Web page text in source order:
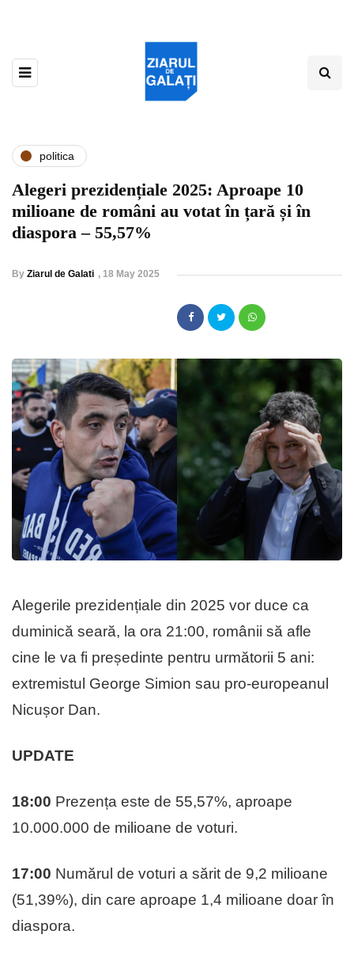
politica
Alegeri prezidențiale 2025: Aproape 10
milioane de români au votat în țară și în
diaspora – 55,57%
By Ziarul de Galati , 18 May 2025
Alegerile prezidențiale din 2025 vor duce ca
duminică seară, la ora 21:00, românii să afle
cine le va fi președinte pentru următorii 5 ani:
extremistul George Simion sau pro-europeanul
Nicușor Dan.
UPDATE
18:00 Prezența este de 55,57%, aproape
10.000.000 de milioane de voturi.
17:00 Numărul de voturi a sărit de 9,2 milioane
(51,39%), din care aproape 1,4 milioane doar în
diaspora.